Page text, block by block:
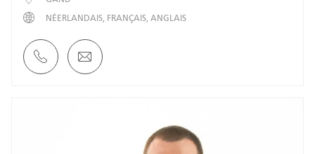
NÉERLANDAIS FRANÇAIS ANGLAIS